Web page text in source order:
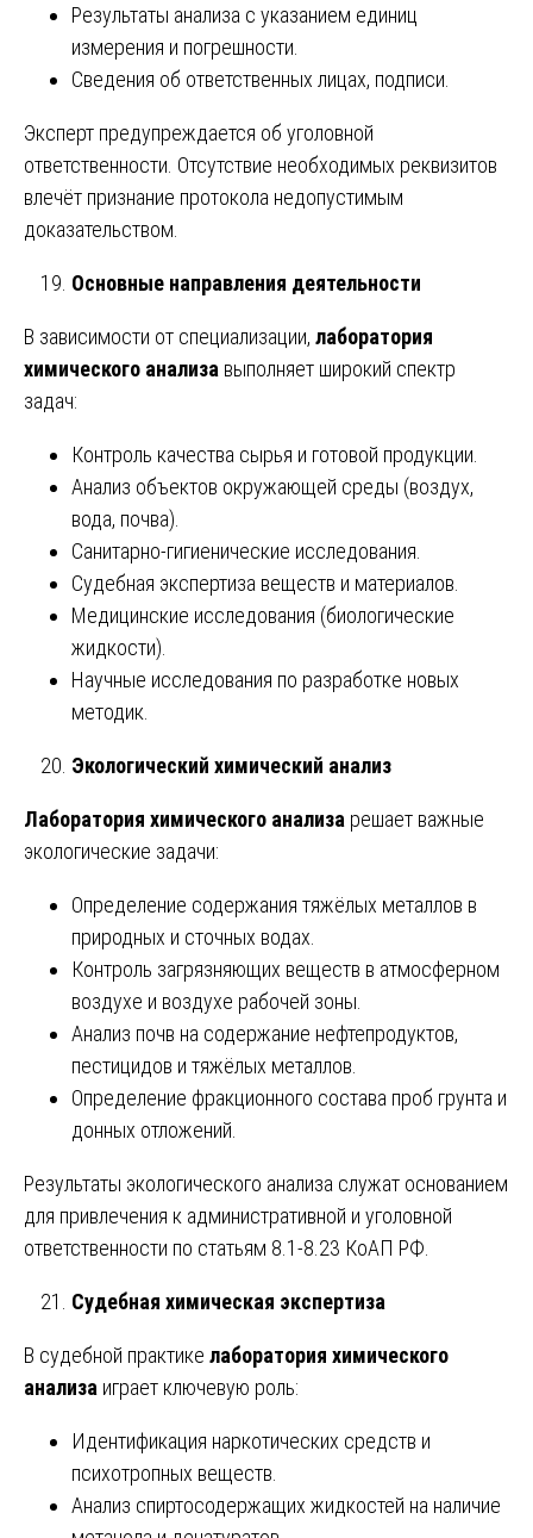
Результаты анализа с указанием единиц
измерения и погрешности.
Сведения об ответственных лицах, подписи.
Эксперт предупреждается об уголовной
ответственности. Отсутствие необходимых реквизитов
влечёт признание протокола недопустимым
доказательством.
Основные направления деятельности
В зависимости от специализации, лаборатория
химического анализа выполняет широкий спектр
задач:
Контроль качества сырья и готовой продукции.
Анализ объектов окружающей среды (воздух,
вода, почва).
Санитарно-гигиенические исследования.
Судебная экспертиза веществ и материалов.
Медицинские исследования (биологические
жидкости).
Научные исследования по разработке новых
методик.
Экологический химический анализ
Лаборатория химического анализа решает важные
экологические задачи:
Определение содержания тяжёлых металлов в
природных и сточных водах.
Контроль загрязняющих веществ в атмосферном
воздухе и воздухе рабочей зоны.
Анализ почв на содержание нефтепродуктов,
пестицидов и тяжёлых металлов.
Определение фракционного состава проб грунта и
донных отложений.
Результаты экологического анализа служат основанием
для привлечения к административной и уголовной
ответственности по статьям 8.1-8.23 КоАП РФ.
Судебная химическая экспертиза
В судебной практике лаборатория химического
анализа играет ключевую роль:
Идентификация наркотических средств и
психотропных веществ.
Анализ спиртосодержащих жидкостей на наличие